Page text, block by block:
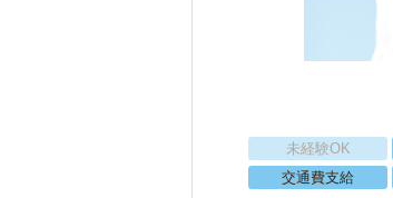
未経験OK
交通費支給